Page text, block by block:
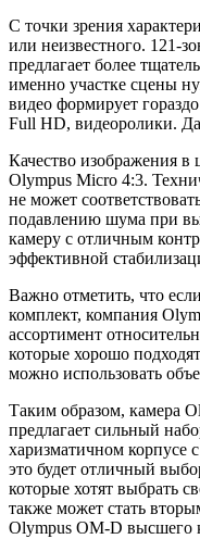
С точки зрения
или неизвестного. 121-
предлагает более
именно участке сцены
видео формирует
Full HD, видеоролики.
Качество изображения
Olympus Micro 4:3.
не может
подавлению шума при
камеру с отличным
эффективной
Важно отметить, что
комплект, компания
ассортимент
которые хорошо
можно использовать
Таким образом, камера
предлагает сильный
харизматичном корпусе
это будет отличный
которые хотят выбрать
также может стать
Olympus OM-D высшего